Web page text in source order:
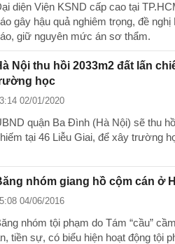
diện Viện KSND cấp cao tại
gây hậu quả nghiêm trọng, đề
giữ nguyên mức án sơ thẩm.
Nội thu hồi 2033m2 đất lấn
học
02/01/2020
quận Ba Đình (Hà Nội) sẽ thu
tại 46 Liễu Giai, để xây trường
nhóm giang hồ cộm cán ở
04/06/2016
nhóm tội phạm do Tám “cầu”
tiền sự, có biểu hiện hoạt động tội